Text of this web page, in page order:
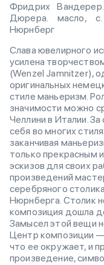
Фридрих
Дюрера. масло, c.
Нюрнберг
Слава ювелирного
усилена
(Wenzel Jamnitzer),
оригинальных
стиле маньеризм.
значимости можно
Челлини в Италии.
себя во многих
заканчивая
только прекрасным
эскизов для своих
произведений
серебряного
Нюрнберга. Столик
композиция дошла
Замысел этой вещи
Центр композиции
что ее окружает, и
произведение,